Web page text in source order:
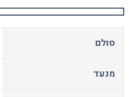
סולם
מנעד